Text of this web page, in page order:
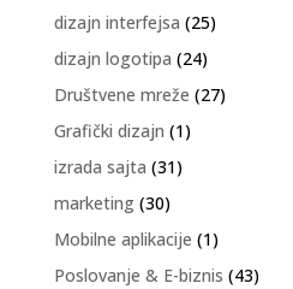
dizajn interfejsa (25)
dizajn logotipa (24)
Društvene mreže (27)
Grafički dizajn (1)
izrada sajta (31)
marketing(30)
Mobilne aplikacije (1)
Poslovanje & E-biznis (43)